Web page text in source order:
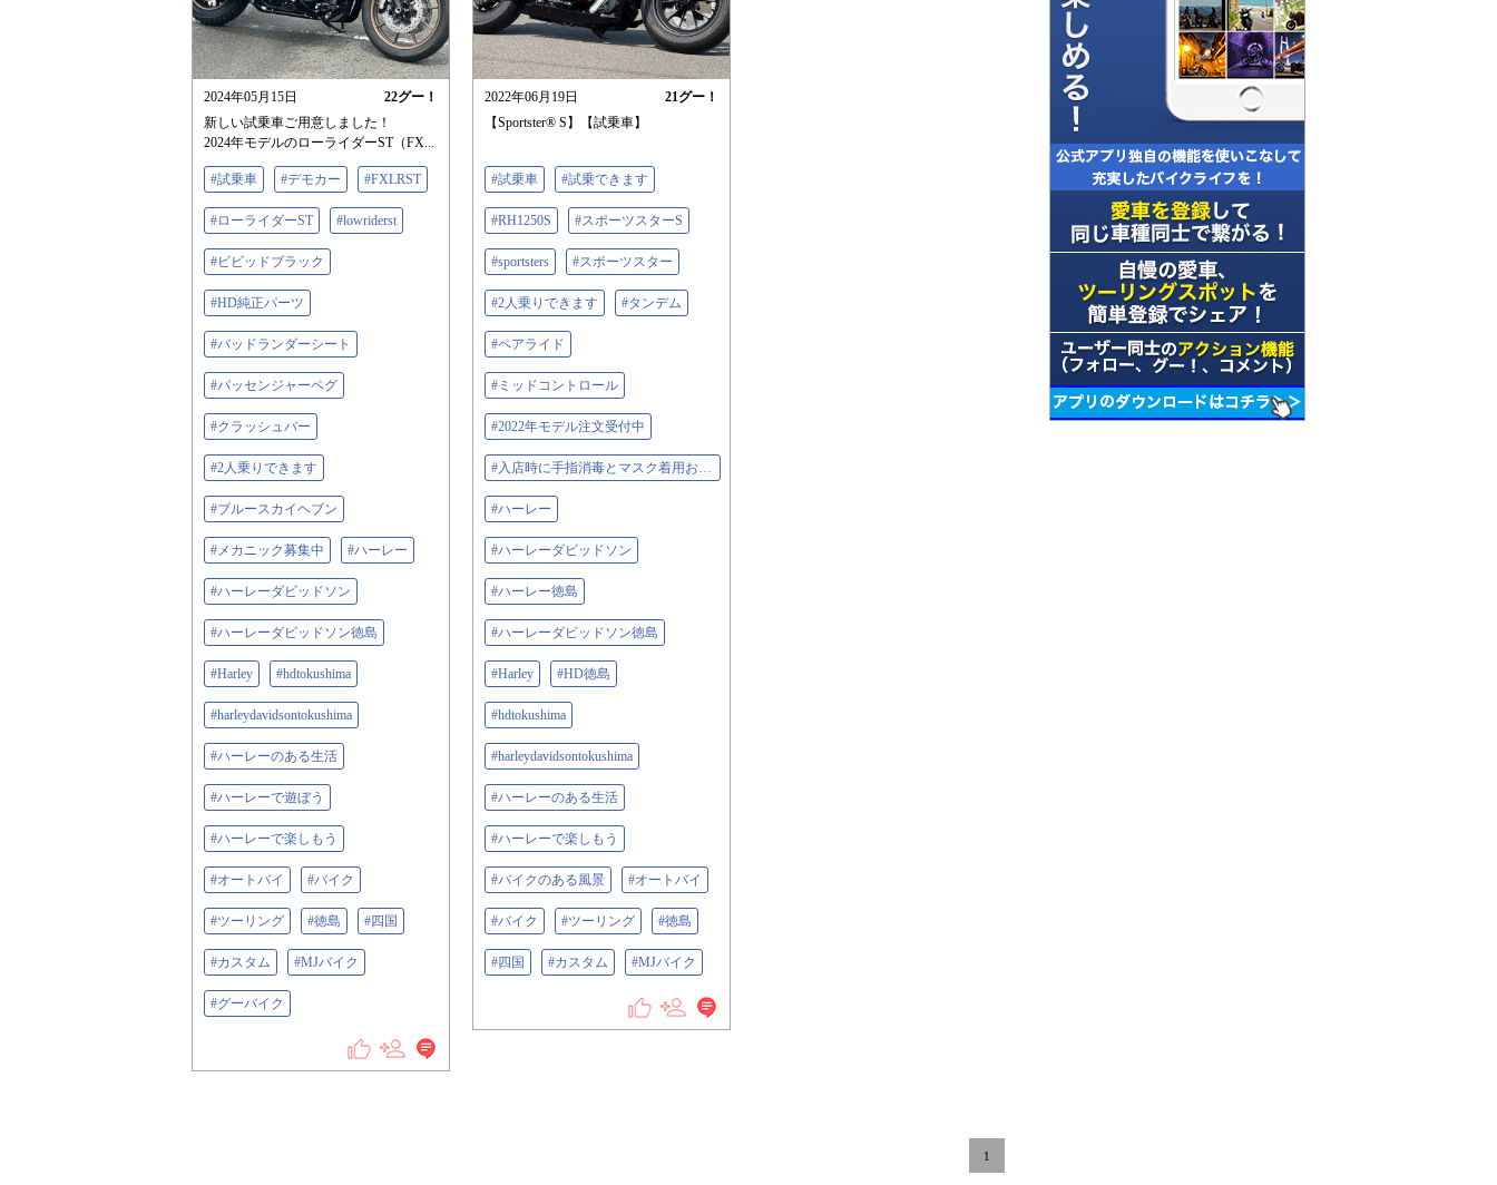
2024年05月15日 22グー！
新しい試乗車ご用意しました！
2024年モデルのローライダーST（FX...
#試乗車 #デモカー #FXLRST
#ローライダーST #lowriderst
#ビビッドブラック
#HD純正パーツ
#バッドランダーシート
#パッセンジャーペグ
#クラッシュバー
#2人乗りできます
#ブルースカイヘブン
#メカニック募集中 #ハーレー
#ハーレーダビッドソン
#ハーレーダビッドソン徳島
#Harley #hdtokushima
#harleydavidsontokushima
#ハーレーのある生活
#ハーレーで遊ぼう
#ハーレーで楽しもう
#オートバイ #バイク
#ツーリング #徳島 #四国
#カスタム #MJバイク
#グーバイク
2022年06月19日 21グー！
【Sportster®︎ S】【試乗車】
#試乗車 #試乗できます
#RH1250S #スポーツスターS
#sportsters #スポーツスター
#2人乗りできます #タンデム
#ペアライド
#ミッドコントロール
#2022年モデル注文受付中
#入店時に手指消毒とマスク着用お願いします
#ハーレー
#ハーレーダビッドソン
#ハーレー徳島
#ハーレーダビッドソン徳島
#Harley #HD徳島
#hdtokushima
#harleydavidsontokushima
#ハーレーのある生活
#ハーレーで楽しもう
#バイクのある風景 #オートバイ
#バイク #ツーリング #徳島
#四国 #カスタム #MJバイク
1